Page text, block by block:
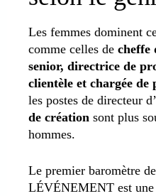
Les femmes dominent
comme celles de cheffe
senior, directrice de
clientèle et chargée de
les postes de directeur
de création sont plus
hommes.
Le premier baromètre
LÉVÉNEMENT est une